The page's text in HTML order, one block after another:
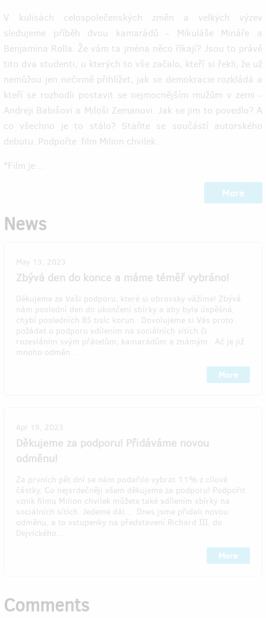
V kulisách celospolečenských změn a velkých výzev
sledujeme příběh dvou kamarádů - Mikuláše Mináře a
Benjamina Rolla. Že vám ta jména něco říkají? Jsou to právě
tito dva studenti, u kterých to vše začalo, kteří si řekli, že už
nemůžou jen nečinně přihlížet, jak se demokracie rozkládá a
kteří se rozhodli postavit se nejmocnějším mužům v zemi -
Andreji Babišovi a Miloši Zemanovi. Jak se jim to povedlo? A
co všechno je to stálo? Staňte se součástí autorského
debutu. Podpořte film Milion chvilek.
*Film je…
More
News
May 13, 2023
Zbývá den do konce a máme téměř vybráno!
Děkujeme za Vaši podporu, které si obrovsky vážíme! Zbývá
nám poslední den do ukončení sbírky a aby byla úspěšná,
chybí posledních 85 tisíc korun. Dovolujeme si Vás proto
požádat o podporu sdílením na sociálních sítích či
rozesláním svým přátelům, kamarádům a známým. Ač je již
mnoho odměn…
More
Apr 19, 2023
Děkujeme za podporu! Přidáváme novou
odměnu!
Za prvních pět dní se nám podařilo vybrat 11% z cílové
částky. Co nejsrdečněji všem děkujeme za podporu! Podpořit
vznik filmu Milion chvilek můžete také sdílením sbírky na
sociálních sítích. Jedeme dál... Dnes jsme přidali novou
odměnu, a to vstupenky na představení Richard III. do
Dejvického…
More
Comments